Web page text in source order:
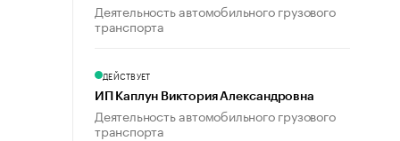
Деятельность автомобильного грузового
транспорта
ДЕЙСТВУЕТ
ИП Каплун Виктория Александровна
Деятельность автомобильного грузового
транспорта